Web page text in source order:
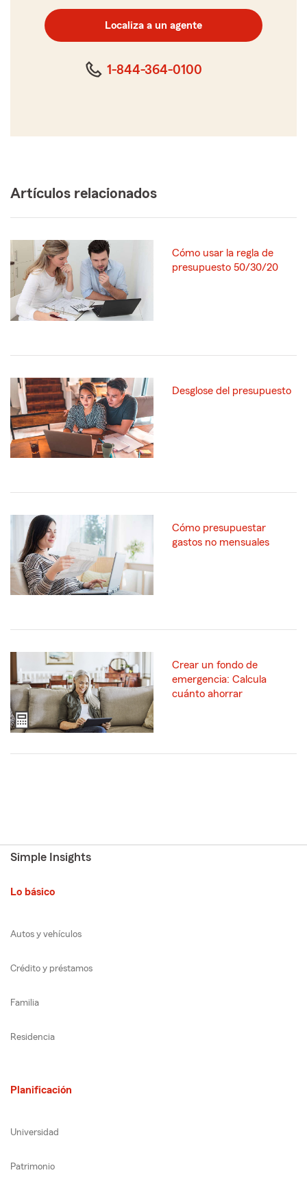
código
postal
de
cinco
Localiza a un agente
1-844-364-0100
Artículos relacionados
Cómo usar la regla de
presupuesto 50/30/20
Desglose del presupuesto
Cómo presupuestar
gastos no mensuales
Crear un fondo de
emergencia: Calcula
cuánto ahorrar
Simple Insights
Lo básico
Autos y vehículos
Crédito y préstamos
Familia
Residencia
Planificación
Universidad
Patrimonio